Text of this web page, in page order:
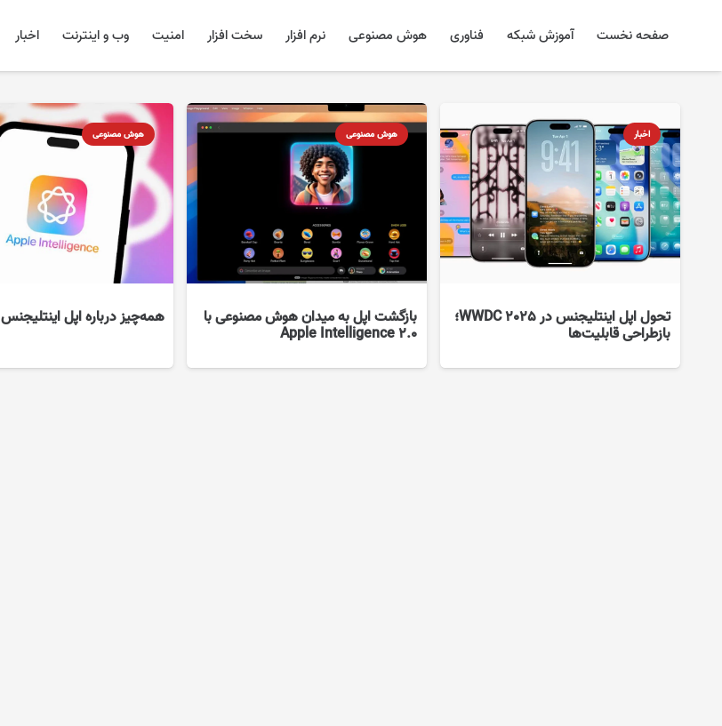
صفحه نخست آموزش شبکه فناوری هوش مصنوعی نرم افزار سخت افزار امنیت وب و اینترنت اخبار
اخبار
تحول اپل اینتلیجنس در WWDC 2025؛
بازطراحی قابلیت‌ها
هوش مصنوعی
بازگشت اپل به میدان هوش مصنوعی با
Apple Intelligence 2.0
هوش مصنوعی
همه‌چیز درباره اپل اینتلیجنس